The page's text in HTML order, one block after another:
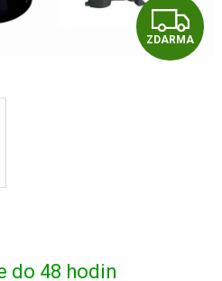
Z
D
ZDARMA
do 48 hodin